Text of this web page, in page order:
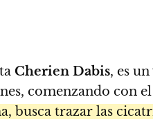
Cherien Dabis, es
comenzando con
busca trazar las